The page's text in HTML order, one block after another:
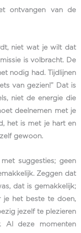
ontvangen van de
niet wat je wilt dat
is volbracht. De
nodig had. Tijdlijnen
van gezien!” Dat is
niet de energie die
deelnemen met je
het is met je hart en
gewoon.
suggesties; geen
Zeggen dat
dat is gemakkelijk;
je het beste te doen,
jezelf te plezieren
Al deze momenten